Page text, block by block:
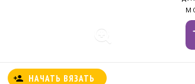
НАЧАТЬ ВЯЗАТЬ